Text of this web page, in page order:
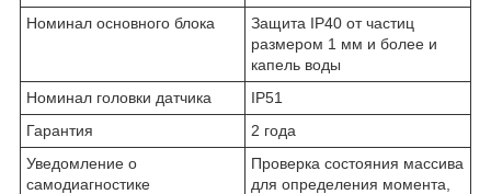
Номинал основного блока
Защита IP40 от частиц
размером 1 мм и более и
капель воды
Номинал головки датчика
IP51
Гарантия
2 года
Уведомление о
самодиагностике
Проверка состояния массива
для определения момента,